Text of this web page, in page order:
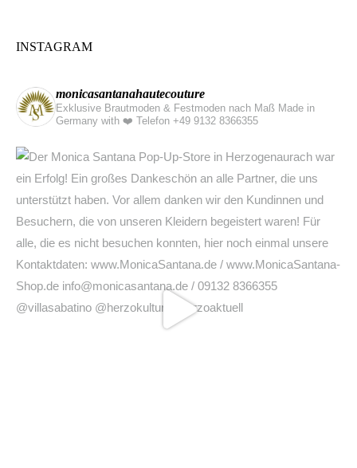
INSTAGRAM
monicasantanahautecouture
Exklusive Brautmoden & Festmoden nach Maß Made in
Germany with ❤️ Telefon +49 9132 8366355